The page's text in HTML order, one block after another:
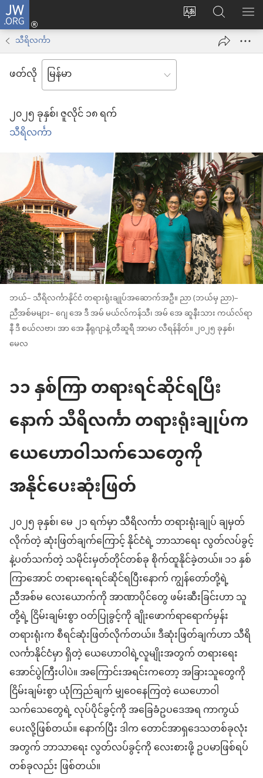
JW.ORG
ဝ
ပါ
Log
in
အသစ်
ဖွ
တယ်)
JW.ORG
ရှာ
သီရိလင်္ကာ
ဖတ်လို
၂၀၂၅ ခုနှစ်၊ ဇူလိုင် ၁၈ ရက်
သီရိလင်္ကာ
ဘယ်– သီရိလင်္ကာနိုင်ငံ တရားရုံးချုပ်အဆောက်အဦ။ ညာ (ဘယ်မှ ညာ)–
ညီအစ်မများ– ဂျေ အေ ဒီ အမ် မယ်လ်ကန်သီ၊ အမ် အေ ဆူနီးသား ကယ်လ်ရာ
နီ ဒီ စယ်လဗာ၊ အာ အေ နီရုဂျာနဲ့ တီဆူရီ အာမာ လီရန်နိတ်။ ၂၀၂၅ ခုနှစ်၊
မေလ
၁၁ နှစ်ကြာ တရားရင်ဆိုင်ရပြီး
နောက် သီရိလင်္ကာ တရားရုံးချုပ်က
ယေဟောဝါသက်သေတွေကို
အနိုင်ပေးဆုံးဖြတ်
၂၀၂၅ ခုနှစ်၊ မေ ၂၁ ရက်မှာ သီရိလင်္ကာ တရားရုံးချုပ် ချမှတ်
လိုက်တဲ့ ဆုံးဖြတ်ချက်ကြောင့် နိုင်ငံရဲ့ ဘာသာရေး လွတ်လပ်ခွင့်
နဲ့ပတ်သက်တဲ့ သမိုင်းမှတ်တိုင်တစ်ခု စိုက်ထူနိုင်ခဲ့တယ်။ ၁၁ နှစ်
ကြာအောင် တရားရေးရင်ဆိုင်ရပြီးနောက် ကျွန်တော်တို့ရဲ့
ညီအစ်မ လေးယောက်ကို အာဏာပိုင်တွေ ဖမ်းဆီးခြင်းဟာ သူ
တို့ရဲ့ ငြိမ်းချမ်းစွာ ဝတ်ပြုခွင့်ကို ချိုးဖောက်ရာရောက်မှန်း
တရားရုံးက စီရင်ဆုံးဖြတ်လိုက်တယ်။ ဒီဆုံးဖြတ်ချက်ဟာ သီရိ
လင်္ကာနိုင်ငံမှာ ရှိတဲ့ ယေဟောဝါရဲ့လူမျိုးအတွက် တရားရေး
အောင်ပွဲကြီးပါပဲ။ အကြောင်းအရင်းကတော့ အခြားသူတွေကို
ငြိမ်းချမ်းစွာ ယုံကြည်ချက် မျှဝေနေကြတဲ့ ယေဟောဝါ
သက်သေတွေရဲ့ လုပ်ပိုင်ခွင့်ကို အခြေခံဥပဒေအရ ကာကွယ်
ပေးလို့ဖြစ်တယ်။ နောက်ပြီး ဒါက တောင်အာရှဒေသတစ်ခုလုံး
အတွက် ဘာသာရေး လွတ်လပ်ခွင့်ကို လေးစားဖို့ ဥပမာဖြစ်ရပ်
တစ်ခုလည်း ဖြစ်တယ်။